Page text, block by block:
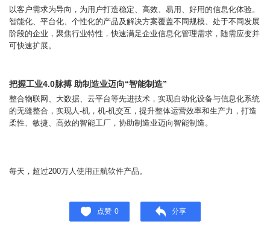
以客户需求为导向，为用户打造稳定、高效、易用、好用的信息化体验。
智能化、平台化、个性化的产品及解决方案覆盖不同规模、处于不同发展
阶段的企业，聚焦行业特性，快速满足企业信息化管理需求，随需应变并
可快速扩展。
把握工业4.0脉搏 助制造业迈向“智能制造”
整合物联网、大数据、云平台等先进技术，实现自动化设备与信息化系统
的无缝整合，实现人-机，机-机交互，提升整体运营效率和生产力，打造
柔性、敏捷、高效的智能工厂，协助制造业迈向智能制造。
每天，超过200万人使用正航软件产品。
点赞 0 分享